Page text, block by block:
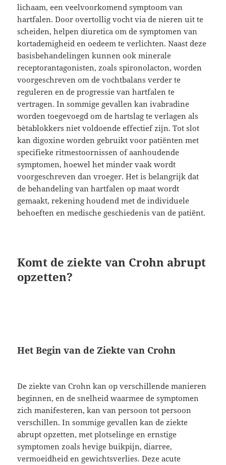
lichaam, een veelvoorkomend symptoom van
hartfalen. Door overtollig vocht via de nieren uit te
scheiden, helpen diuretica om de symptomen van
kortademigheid en oedeem te verlichten. Naast deze
basisbehandelingen kunnen ook minerale
receptorantagonisten, zoals spironolacton, worden
voorgeschreven om de vochtbalans verder te
reguleren en de progressie van hartfalen te
vertragen. In sommige gevallen kan ivabradine
worden toegevoegd om de hartslag te verlagen als
bètablokkers niet voldoende effectief zijn. Tot slot
kan digoxine worden gebruikt voor patiënten met
specifieke ritmestoornissen of aanhoudende
symptomen, hoewel het minder vaak wordt
voorgeschreven dan vroeger. Het is belangrijk dat
de behandeling van hartfalen op maat wordt
gemaakt, rekening houdend met de individuele
behoeften en medische geschiedenis van de patiënt.
Komt de ziekte van Crohn abrupt
opzetten?
Het Begin van de Ziekte van Crohn
De ziekte van Crohn kan op verschillende manieren
beginnen, en de snelheid waarmee de symptomen
zich manifesteren, kan van persoon tot persoon
verschillen. In sommige gevallen kan de ziekte
abrupt opzetten, met plotselinge en ernstige
symptomen zoals hevige buikpijn, diarree,
vermoeidheid en gewichtsverlies. Deze acute